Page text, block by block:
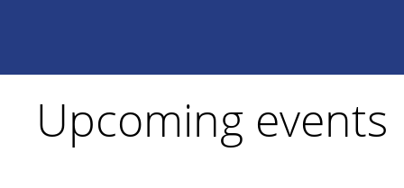
Upcoming events